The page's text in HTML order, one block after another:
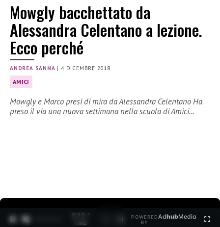
Mowgly bacchettato da
Alessandra Celentano a lezione.
Ecco perché
ANDREA SANNA |4 DICEMBRE 2018
AMICI
Mowgly e Marco presi di mira da Alessandra Celentano Ha
preso il via una nuova settimana nella scuola di Amici…
0:12 /
1:40
POWERED
BY
AdhubMedia